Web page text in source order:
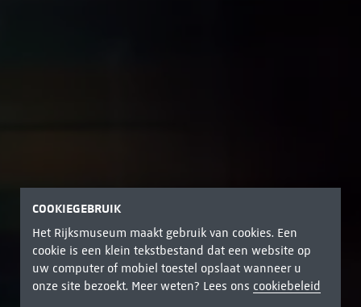
COOKIEGEBRUIK
Het Rijksmuseum maakt gebruik van cookies. Een
cookie is een klein tekstbestand dat een website op
uw computer of mobiel toestel opslaat wanneer u
onze site bezoekt. Meer weten? Lees ons cookiebeleid